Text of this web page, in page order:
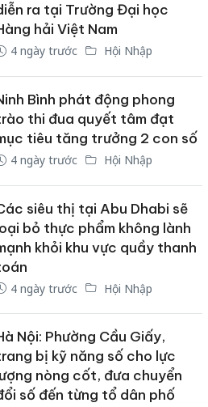
ra tại Trường Đại học
hải Việt Nam
4 ngày trước Hội Nhập
Bình phát động phong
thi đua quyết tâm đạt
tiêu tăng trưởng 2 con số
4 ngày trước Hội Nhập
siêu thị tại Abu Dhabi sẽ
bỏ thực phẩm không lành
khỏi khu vực quầy thanh
4 ngày trước Hội Nhập
Nội: Phường Cầu Giấy,
bị kỹ năng số cho lực
nòng cốt, đưa chuyển
số đến từng tổ dân phố